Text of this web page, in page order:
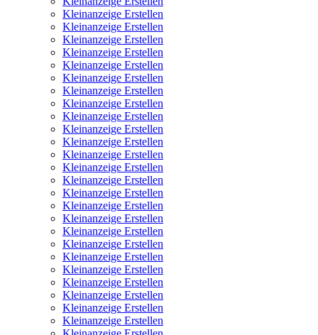
Kleinanzeige Erstellen
Kleinanzeige Erstellen
Kleinanzeige Erstellen
Kleinanzeige Erstellen
Kleinanzeige Erstellen
Kleinanzeige Erstellen
Kleinanzeige Erstellen
Kleinanzeige Erstellen
Kleinanzeige Erstellen
Kleinanzeige Erstellen
Kleinanzeige Erstellen
Kleinanzeige Erstellen
Kleinanzeige Erstellen
Kleinanzeige Erstellen
Kleinanzeige Erstellen
Kleinanzeige Erstellen
Kleinanzeige Erstellen
Kleinanzeige Erstellen
Kleinanzeige Erstellen
Kleinanzeige Erstellen
Kleinanzeige Erstellen
Kleinanzeige Erstellen
Kleinanzeige Erstellen
Kleinanzeige Erstellen
Kleinanzeige Erstellen